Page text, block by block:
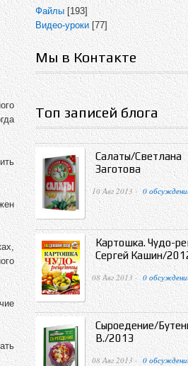
Файлы [193]
Видео-уроки [77]
Мы в Контакте
Топ записей блога
Салаты/Светлана
Заготова
10 Авг 2013 · 0
Картошка. Чудо-
Сергей Кашин/
08 Авг 2013 · 0
Сыроедение/
В./2013
08 Авг 2013 · 0